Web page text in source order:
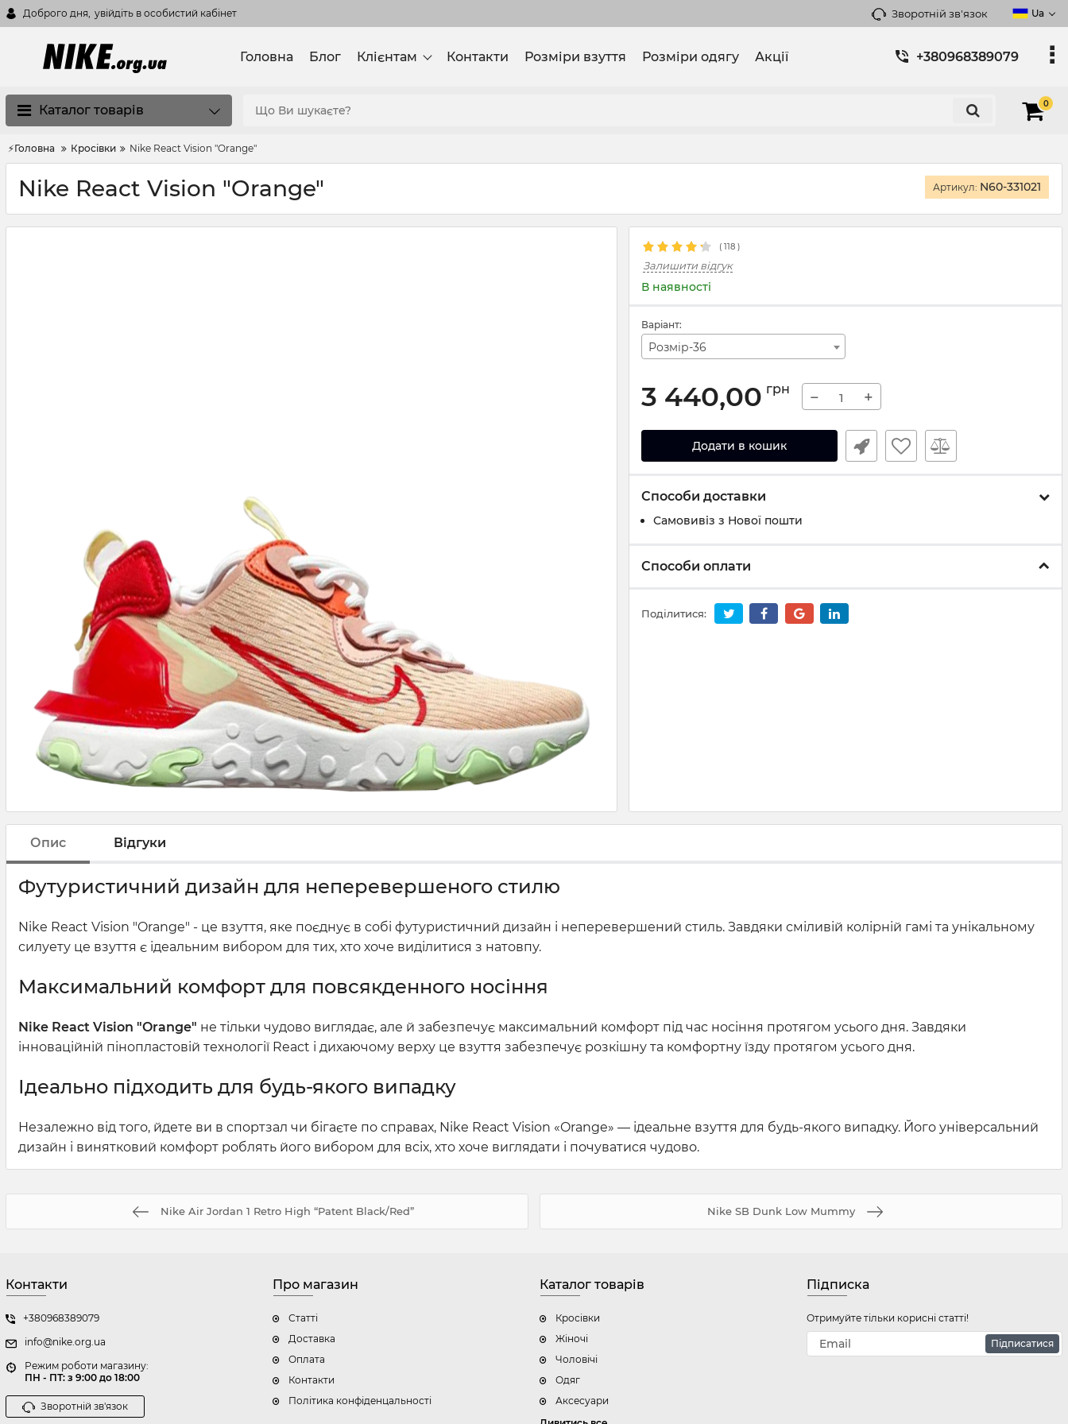
Доброго дня, увійдіть в особистий кабінет Зворотній зв'язок Ua
Головна Блог Клієнтам Контакти Розміри взуття Розміри одягу Акції +380968389079
Каталог товарів 0
⚡Головна Кросівки Nike React Vision "Orange"
Nike React Vision "Orange" Артикул: N60-331021
( 118 )
Залишити відгук
В наявності
Варіант:
Розмір-36
3 440,00 грн − +
Додати в кошик
Способи доставки
Самовивіз з Нової пошти
Способи оплати
Поділитися:
Опис Відгуки
Футуристичний дизайн для неперевершеного стилю
Nike React Vision "Orange" - це взуття, яке поєднує в собі футуристичний дизайн і неперевершений стиль. Завдяки сміливій колірній гамі та унікальному
силуету це взуття є ідеальним вибором для тих, хто хоче виділитися з натовпу.
Максимальний комфорт для повсякденного носіння
Nike React Vision "Orange" не тільки чудово виглядає, але й забезпечує максимальний комфорт під час носіння протягом усього дня. Завдяки
інноваційній пінопластовій технології React і дихаючому верху це взуття забезпечує розкішну та комфортну їзду протягом усього дня.
Ідеально підходить для будь-якого випадку
Незалежно від того, йдете ви в спортзал чи бігаєте по справах, Nike React Vision «Orange» — ідеальне взуття для будь-якого випадку. Його універсальний
дизайн і винятковий комфорт роблять його вибором для всіх, хто хоче виглядати і почуватися чудово.
Nike Air Jordan 1 Retro High “Patent Black/Red” Nike SB Dunk Low Mummy
Контакти
+380968389079
info@nike.org.ua
Режим роботи магазину:
ПН - ПТ: з 9:00 до 18:00
Зворотній зв'язок
Про магазин
Статті
Доставка
Оплата
Контакти
Політика конфіденцальності
Каталог товарів
Кросівки
Жіночі
Чоловічі
Одяг
Аксесуари
Підписка
Отримуйте тільки корисні статті!
Підписатися